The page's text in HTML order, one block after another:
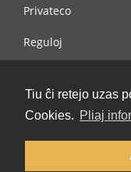
Tiu ĉi retejo uzas
Cookies. Pliaj
Privateco
Reguloj